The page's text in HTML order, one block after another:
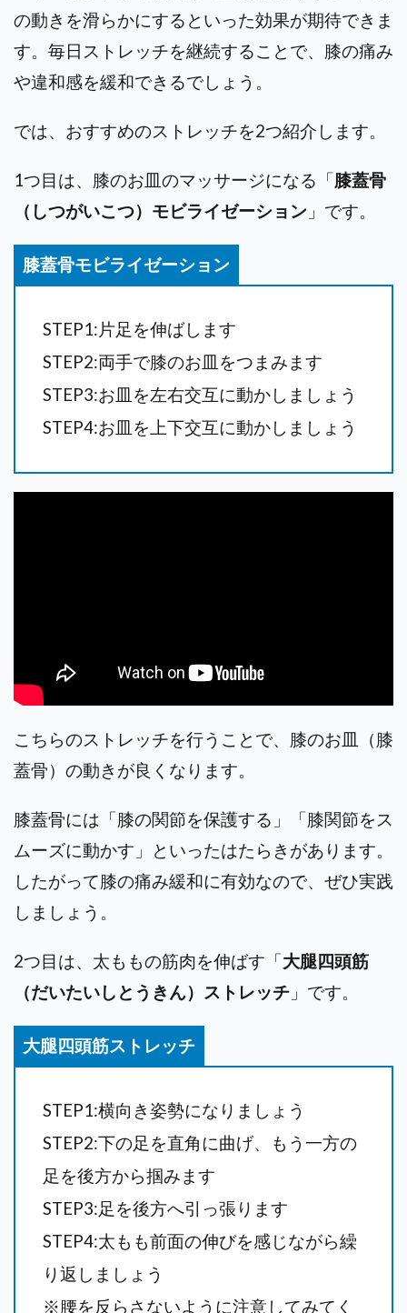
の動きを滑らかにするといった効果が期待できま
す。毎日ストレッチを継続することで、膝の痛み
や違和感を緩和できるでしょう。
では、おすすめのストレッチを2つ紹介します。
1つ目は、膝のお皿のマッサージになる「膝蓋骨
（しつがいこつ）モビライゼーション 」です。
膝蓋骨モビライゼーション
STEP1:片足を伸ばします
STEP2:両手で膝のお皿をつまみます
STEP3:お皿を左右交互に動かしましょう
STEP4:お皿を上下交互に動かしましょう
こちらのストレッチを行うことで、膝のお皿（膝
蓋骨）の動きが良くなります。
膝蓋骨には「膝の関節を保護する」「膝関節をス
ムーズに動かす」といったはたらきがあります。
したがって膝の痛み緩和に有効なので、ぜひ実践
しましょう。
2つ目は、太ももの筋肉を伸ばす「大腿四頭筋
（だいたいしとうきん）ストレッチ 」です。
大腿四頭筋ストレッチ
STEP1:横向き姿勢になりましょう
STEP2:下の足を直角に曲げ、もう一方の
足を後方から掴みます
STEP3:足を後方へ引っ張ります
STEP4:太もも前面の伸びを感じながら繰
り返しましょう
※腰を反らさないように注意してみてく